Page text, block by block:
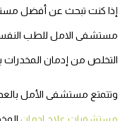
إذا كنت تبحث عن أفضل
مستشفى الامل للطب
التخلص من إدمان
وتتمتع مستشفى الأمل